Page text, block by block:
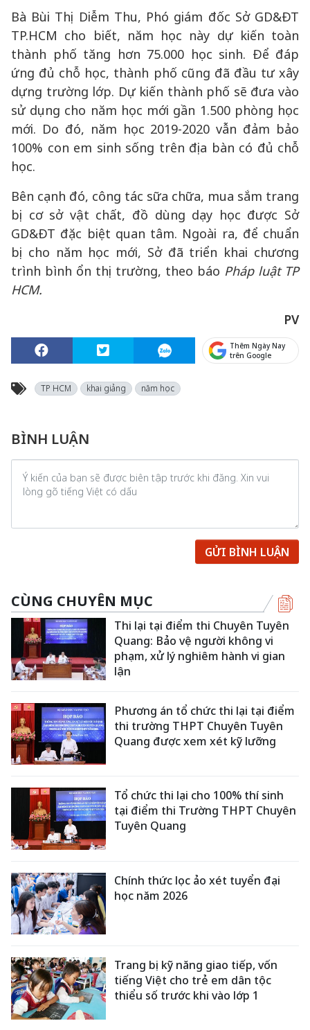
Bà Bùi Thị Diễm Thu, Phó giám đốc Sở GD&ĐT
TP.HCM cho biết, năm học này dự kiến toàn
thành phố tăng hơn 75.000 học sinh. Để đáp
ứng đủ chỗ học, thành phố cũng đã đầu tư xây
dựng trường lớp. Dự kiến thành phố sẽ đưa vào
sử dụng cho năm học mới gần 1.500 phòng học
mới. Do đó, năm học 2019-2020 vẫn đảm bảo
100% con em sinh sống trên địa bàn có đủ chỗ
học.
Bên cạnh đó, công tác sữa chữa, mua sắm trang
bị cơ sở vật chất, đồ dùng dạy học được Sở
GD&ĐT đặc biệt quan tâm. Ngoài ra, để chuẩn
bị cho năm học mới, Sở đã triển khai chương
trình bình ổn thị trường, theo báo Pháp luật TP
HCM.
PV
Thêm Ngày Nay
trên Google
TP HCM khai giảng năm học
BÌNH LUẬN
GỬI BÌNH LUẬN
CÙNG CHUYÊN MỤC
Thi lại tại điểm thi Chuyên Tuyên
Quang: Bảo vệ người không vi
phạm, xử lý nghiêm hành vi gian
lận
Phương án tổ chức thi lại tại điểm
thi trường THPT Chuyên Tuyên
Quang được xem xét kỹ lưỡng
Tổ chức thi lại cho 100% thí sinh
tại điểm thi Trường THPT Chuyên
Tuyên Quang
Chính thức lọc ảo xét tuyển đại
học năm 2026
Trang bị kỹ năng giao tiếp, vốn
tiếng Việt cho trẻ em dân tộc
thiểu số trước khi vào lớp 1